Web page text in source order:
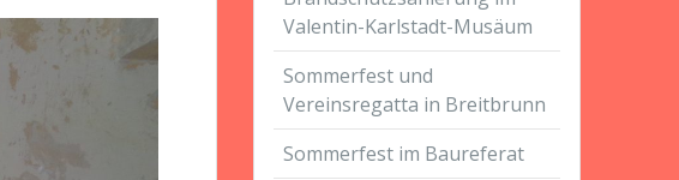
Valentin-Karlstadt-Musäum
Sommerfest und
Vereinsregatta in Breitbrunn
Sommerfest im Baureferat